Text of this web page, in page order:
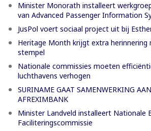
Minister Monorath installeert
van Advanced Passenger Information
JusPol voert sociaal project uit bij
Heritage Month krijgt extra herinnering
stempel
Nationale commissies moeten
luchthavens verhogen
SURINAME GAAT SAMENWERKING
AFREXIMBANK
Minister Landveld installeert Nationale
Faciliteringscommissie